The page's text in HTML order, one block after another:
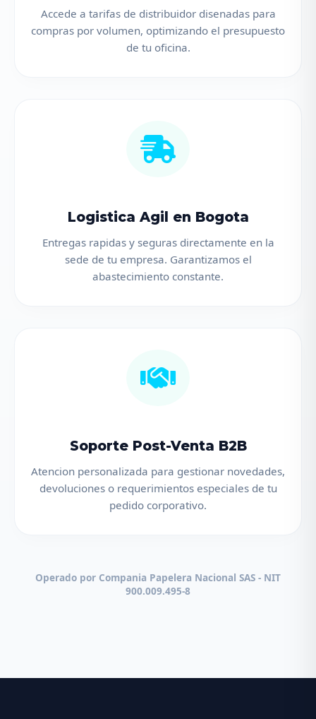
Accede a tarifas de distribuidor disenadas para
compras por volumen, optimizando el presupuesto
de tu oficina.
Logistica Agil en Bogota
Entregas rapidas y seguras directamente en la
sede de tu empresa. Garantizamos el
abastecimiento constante.
Soporte Post-Venta B2B
Atencion personalizada para gestionar novedades,
devoluciones o requerimientos especiales de tu
pedido corporativo.
Operado por Compania Papelera Nacional SAS - NIT
900.009.495-8